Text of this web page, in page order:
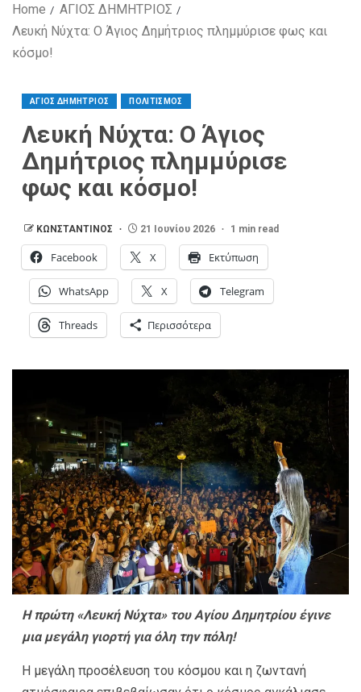
Home
ΑΓΙΟΣ ΔΗΜΗΤΡΙΟΣ
Λευκή Νύχτα: Ο Άγιος Δημήτριος πλημμύρισε φως και
κόσμο!
ΑΓΙΟΣ ΔΗΜΗΤΡΙΟΣ ΠΟΛΙΤΙΣΜΟΣ
Λευκή Νύχτα: Ο Άγιος
Δημήτριος πλημμύρισε
φως και κόσμο!
ΚΩΝΣΤΑΝΤΙΝΟΣ 21 Ιουνίου 2026 1 min read
Facebook X Εκτύπωση
WhatsApp X Telegram
Threads Περισσότερα
Η πρώτη «Λευκή Νύχτα» του Αγίου Δημητρίου έγινε
μια μεγάλη γιορτή για όλη την πόλη!
Η μεγάλη προσέλευση του κόσμου και η ζωντανή